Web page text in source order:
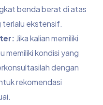
benda berat di atas
terlalu ekstensif.
Jika kalian memiliki
memiliki kondisi yang
dengan
rekomendasi